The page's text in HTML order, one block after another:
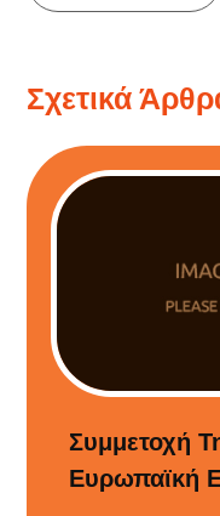
Σχετικά
Συμμετοχή
Ευρωπαϊκή